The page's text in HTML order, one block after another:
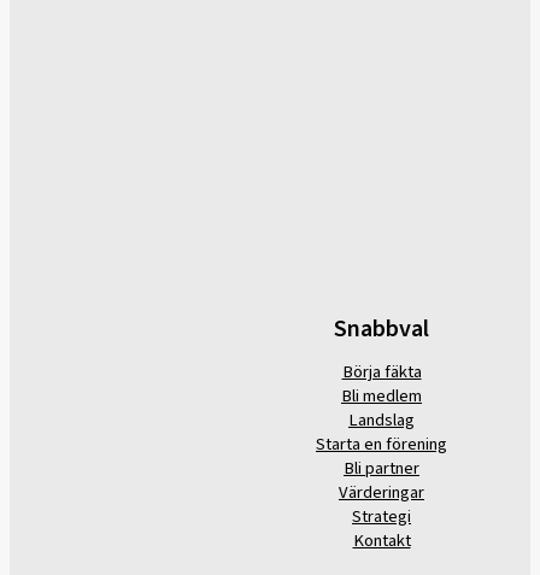
Snabbval
Börja fäkta
Bli medlem
Landslag
Starta en förening
Bli partner
Värderingar
Strategi
Kontakt